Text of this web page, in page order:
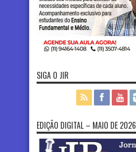
SIGA O JIR
EDIÇÃO DIGITAL – MAIO DE 2026